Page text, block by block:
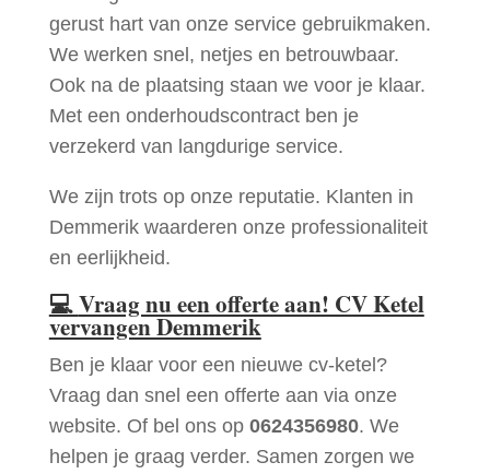
gerust hart van onze service gebruikmaken.
We werken snel, netjes en betrouwbaar.
Ook na de plaatsing staan we voor je klaar.
Met een onderhoudscontract ben je
verzekerd van langdurige service.
We zijn trots op onze reputatie. Klanten in
Demmerik waarderen onze professionaliteit
en eerlijkheid.
💻Vraag nu een offerte aan! CV Ketel
vervangen Demmerik
Ben je klaar voor een nieuwe cv-ketel?
Vraag dan snel een offerte aan via onze
website. Of bel ons op 0624356980. We
helpen je graag verder. Samen zorgen we